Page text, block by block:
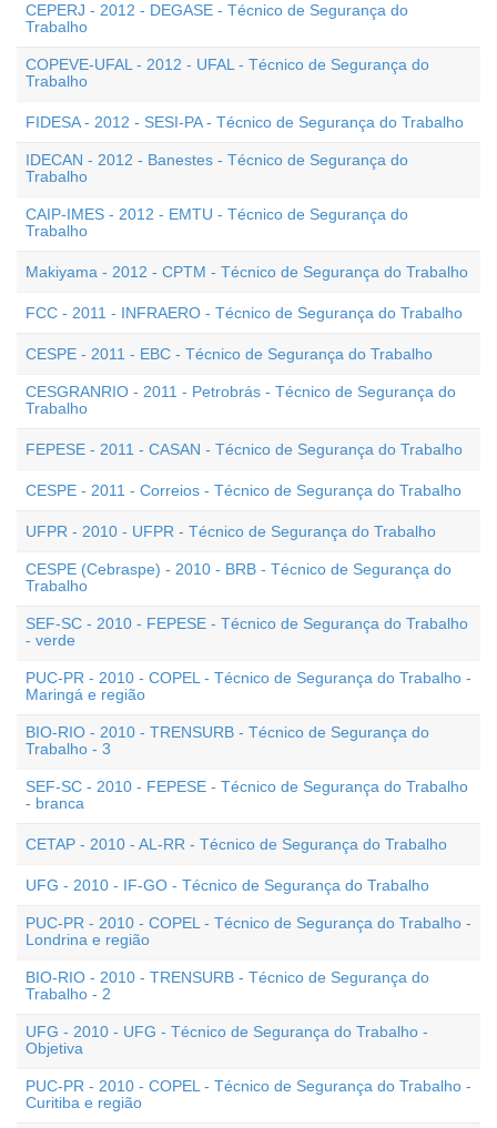
CEPERJ - 2012 - DEGASE - Técnico de Segurança do
Trabalho
COPEVE-UFAL - 2012 - UFAL - Técnico de Segurança do
Trabalho
FIDESA - 2012 - SESI-PA - Técnico de Segurança do Trabalho
IDECAN - 2012 - Banestes - Técnico de Segurança do
Trabalho
CAIP-IMES - 2012 - EMTU - Técnico de Segurança do
Trabalho
Makiyama - 2012 - CPTM - Técnico de Segurança do Trabalho
FCC - 2011 - INFRAERO - Técnico de Segurança do Trabalho
CESPE - 2011 - EBC - Técnico de Segurança do Trabalho
CESGRANRIO - 2011 - Petrobrás - Técnico de Segurança do
Trabalho
FEPESE - 2011 - CASAN - Técnico de Segurança do Trabalho
CESPE - 2011 - Correios - Técnico de Segurança do Trabalho
UFPR - 2010 - UFPR - Técnico de Segurança do Trabalho
CESPE (Cebraspe) - 2010 - BRB - Técnico de Segurança do
Trabalho
SEF-SC - 2010 - FEPESE - Técnico de Segurança do Trabalho
- verde
PUC-PR - 2010 - COPEL - Técnico de Segurança do Trabalho -
Maringá e região
BIO-RIO - 2010 - TRENSURB - Técnico de Segurança do
Trabalho - 3
SEF-SC - 2010 - FEPESE - Técnico de Segurança do Trabalho
- branca
CETAP - 2010 - AL-RR - Técnico de Segurança do Trabalho
UFG - 2010 - IF-GO - Técnico de Segurança do Trabalho
PUC-PR - 2010 - COPEL - Técnico de Segurança do Trabalho -
Londrina e região
BIO-RIO - 2010 - TRENSURB - Técnico de Segurança do
Trabalho - 2
UFG - 2010 - UFG - Técnico de Segurança do Trabalho -
Objetiva
PUC-PR - 2010 - COPEL - Técnico de Segurança do Trabalho -
Curitiba e região